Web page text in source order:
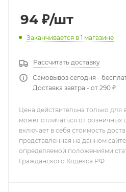
94 ₽/шт
Заканчивается в 1 магазине
Рассчитать доставку
Самовывоз сегодня -
Доставка завтра - от 290 ₽
Цена действительна только для
может отличаться от розничных
включает в себя стоимость
представленная на данном
определяемой положениями
Гражданского Кодекса РФ